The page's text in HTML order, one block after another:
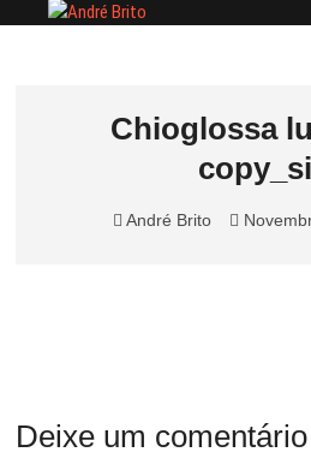
André Brito
PERFIL
Chioglossa
André Brito
Deixe um comentário